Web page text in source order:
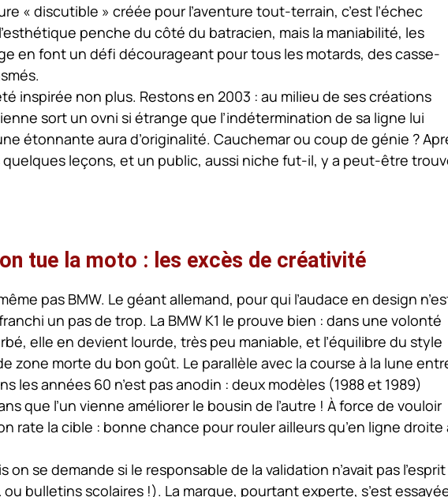
« discutible » créée pour l’aventure tout-terrain, c’est l’échec
penche du côté du batracien, mais la maniabilité, les
en font un défi décourageant pour tous les motards, des casse-
inspirée non plus. Restons en 2003 : au milieu de ses créations
sort un ovni si étrange que l’indétermination de sa ligne lui
étonnante aura d’originalité. Cauchemar ou coup de génie ?
quelques leçons, et un public, aussi niche fut-il, y a peut-être
tue la moto : les excès de créativité
pas BMW. Le géant allemand, pour qui l’audace en design
un pas de trop. La BMW K1 le prouve bien : dans une volonté
elle en devient lourde, très peu maniable, et l’équilibre du style
zone morte du bon goût. Le parallèle avec la course à la lune
les années 60 n’est pas anodin : deux modèles (1988 et 1989)
que l’un vienne améliorer le bousin de l’autre ! À force de vouloir
rate la cible : bonne chance pour rouler ailleurs qu’en ligne droite
on se demande si le responsable de la validation n’avait pas l’esprit
bulletins scolaires !). La marque, pourtant experte, s’est